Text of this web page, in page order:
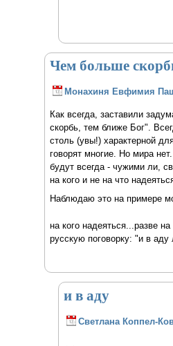
Чем больше
Монахиня Евфимия
Как всегда, заставили
скорбь, тем ближе Бог".
столь (увы!) характерной
говорят многие. Но мира
будут всегда - чужими ли,
на кого и не на что
Наблюдаю это на примере
на кого надеяться...разве
русскую поговорку: "и в
и в аду
Светлана Коппел-